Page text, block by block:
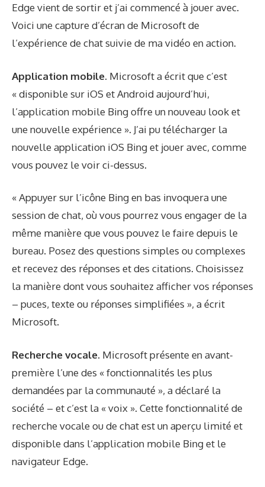
Edge vient de sortir et j’ai commencé à jouer avec.
Voici une capture d’écran de Microsoft de
l’expérience de chat suivie de ma vidéo en action.
Application mobile. Microsoft a écrit que c’est
« disponible sur iOS et Android aujourd’hui,
l’application mobile Bing offre un nouveau look et
une nouvelle expérience ». J’ai pu télécharger la
nouvelle application iOS Bing et jouer avec, comme
vous pouvez le voir ci-dessus.
« Appuyer sur l’icône Bing en bas invoquera une
session de chat, où vous pourrez vous engager de la
même manière que vous pouvez le faire depuis le
bureau. Posez des questions simples ou complexes
et recevez des réponses et des citations. Choisissez
la manière dont vous souhaitez afficher vos réponses
– puces, texte ou réponses simplifiées », a écrit
Microsoft.
Recherche vocale. Microsoft présente en avant-
première l’une des « fonctionnalités les plus
demandées par la communauté », a déclaré la
société – et c’est la « voix ». Cette fonctionnalité de
recherche vocale ou de chat est un aperçu limité et
disponible dans l’application mobile Bing et le
navigateur Edge.